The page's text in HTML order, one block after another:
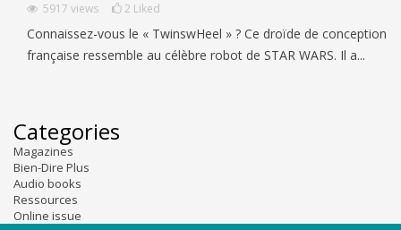
5917 views 2 Liked
Connaissez-vous le « TwinswHeel » ? Ce droïde de conception
française ressemble au célèbre robot de STAR WARS. Il a...
Categories
Magazines
Bien-Dire Plus
Audio books
Ressources
Online issue